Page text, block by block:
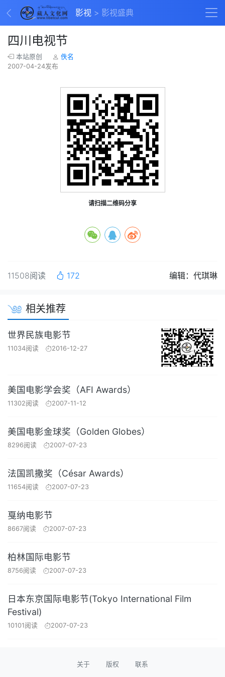
影视 影视盛典
四川电视节
本站原创
佚名
2007-04-24发布
请扫描二维码分享
11508阅读 172 编辑：代琪琳
相关推荐
世界民族电影节
11034阅读 2016-12-27
美国电影学会奖（AFI Awards）
11302阅读 2007-11-12
美国电影金球奖（Golden Globes）
8296阅读 2007-07-23
法国凯撒奖（César Awards）
11654阅读 2007-07-23
戛纳电影节
8667阅读 2007-07-23
柏林国际电影节
8756阅读 2007-07-23
日本东京国际电影节(Tokyo International Film
Festival)
10101阅读 2007-07-23
关于 版权 联系